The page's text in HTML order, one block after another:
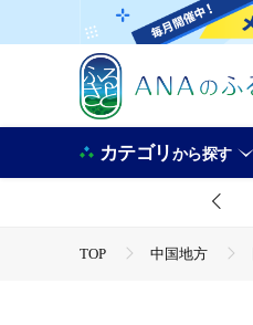
カテゴリから探す
TOP 中国地方